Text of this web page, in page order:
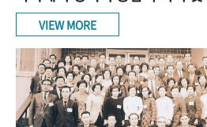
VIEW MORE